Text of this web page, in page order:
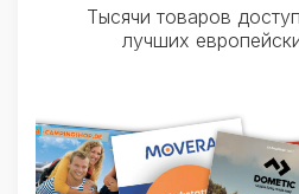
Тысячи товаров
лучших